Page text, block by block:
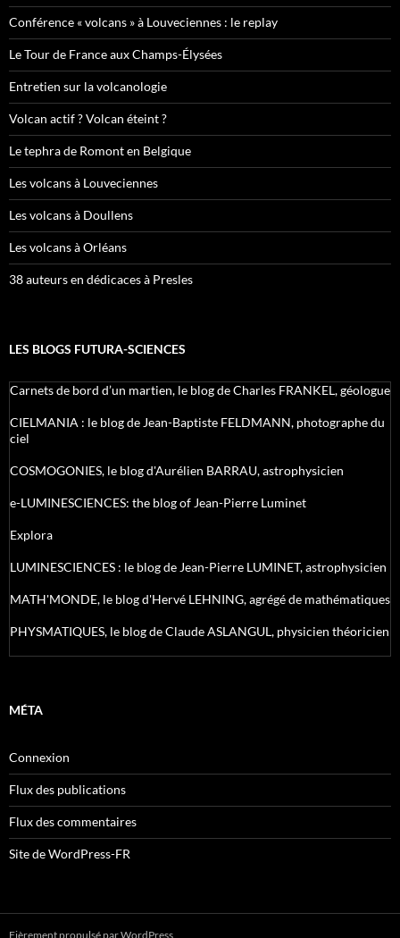
Conférence « volcans » à Louveciennes : le replay
Le Tour de France aux Champs-Élysées
Entretien sur la volcanologie
Volcan actif ? Volcan éteint ?
Le tephra de Romont en Belgique
Les volcans à Louveciennes
Les volcans à Doullens
Les volcans à Orléans
38 auteurs en dédicaces à Presles
LES BLOGS FUTURA-SCIENCES
Carnets de bord d’un martien, le blog de Charles FRANKEL, géologue
CIELMANIA : le blog de Jean-Baptiste FELDMANN, photographe du
ciel
COSMOGONIES, le blog d'Aurélien BARRAU, astrophysicien
e-LUMINESCIENCES: the blog of Jean-Pierre Luminet
Explora
LUMINESCIENCES : le blog de Jean-Pierre LUMINET, astrophysicien
MATH'MONDE, le blog d'Hervé LEHNING, agrégé de mathématiques
PHYSMATIQUES, le blog de Claude ASLANGUL, physicien théoricien
MÉTA
Connexion
Flux des publications
Flux des commentaires
Site de WordPress-FR
Fièrement propulsé par WordPress